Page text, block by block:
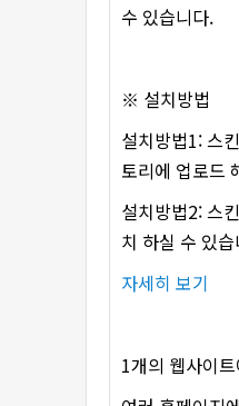
수 있습니다.
※ 설치방법
설치방법1: 스
토리에 업로드
설치방법2: 스
치 하실 수 있
자세히 보기
1개의 웹사이